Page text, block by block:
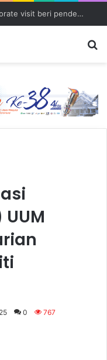
BGS beyond the boardroom: Corporate visit beri pendedahan dunia korporat kepada PELAJAR UUM
0 767